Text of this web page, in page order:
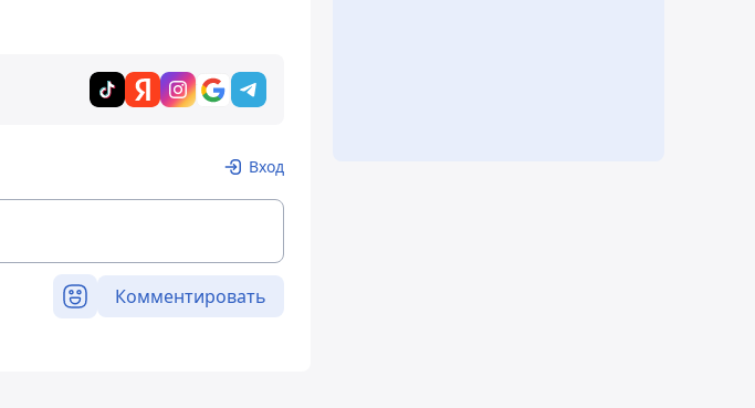
Вход
Комментировать